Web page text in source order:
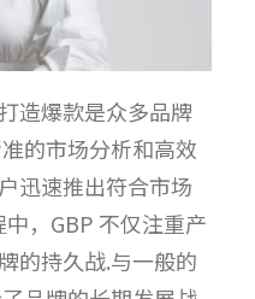
造爆款是众多品牌
的市场分析和高效
迅速推出符合市场
，GBP 不仅注重产
的持久战.与一般的